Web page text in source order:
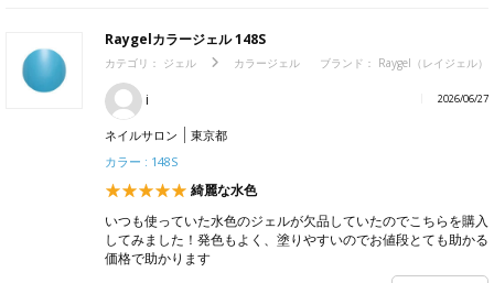
Raygelカラージェル 148S
カテゴリ： ジェル カラージェル ブランド： Raygel（レイジェル）
i 2026/06/27
ネイルサロン
東京都
カラー : 148S
綺麗な水色
いつも使っていた水色のジェルが欠品していたのでこちらを購入
してみました！発色もよく、塗りやすいのでお値段とても助かる
価格で助かります